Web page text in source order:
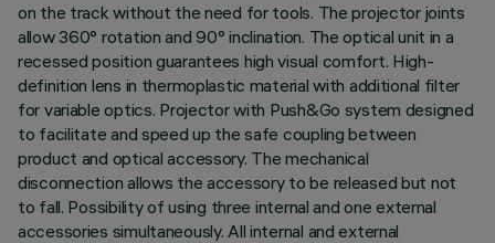
on the track without the need for tools. The projector joints
allow 360° rotation and 90° inclination. The optical unit in a
recessed position guarantees high visual comfort. High-
definition lens in thermoplastic material with additional filter
for variable optics. Projector with Push&Go system designed
to facilitate and speed up the safe coupling between
product and optical accessory. The mechanical
disconnection allows the accessory to be released but not
to fall. Possibility of using three internal and one external
accessories simultaneously. All internal and external